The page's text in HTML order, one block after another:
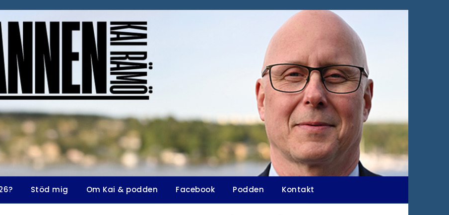
Stöd mig Om Kai & podden Facebook Podden Kontakt